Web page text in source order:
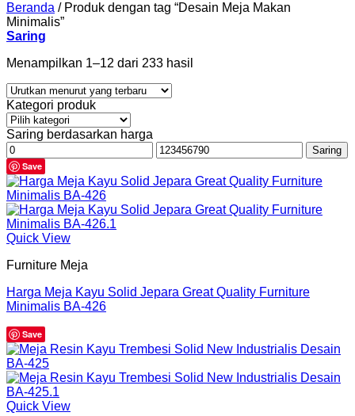
Beranda /Produk dengan tag “Desain Meja Makan
Minimalis”
Saring
Menampilkan 1–12 dari 233 hasil
Kategori produk
Saring berdasarkan harga
Harga
terendah
Harga
tertinggi
Saring
Save
Quick View
Furniture Meja
Harga Meja Kayu Solid Jepara Great Quality Furniture
Minimalis BA-426
Save
Quick View